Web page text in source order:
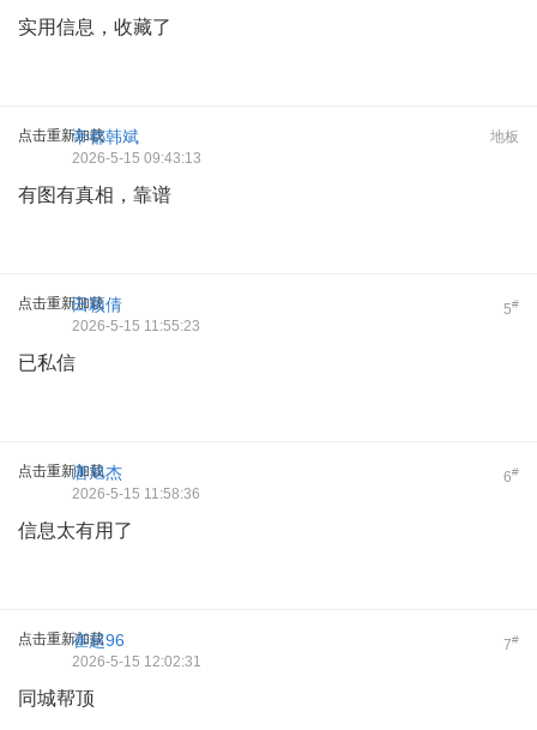
实用信息，收藏了
点击重新加载 地板
帝都韩斌
2026-5-15 09:43:13
有图有真相，靠谱
点击重新加载 5#
田颖倩
2026-5-15 11:55:23
已私信
点击重新加载 6#
唐旭杰
2026-5-15 11:58:36
信息太有用了
点击重新加载 7#
崔超96
2026-5-15 12:02:31
同城帮顶